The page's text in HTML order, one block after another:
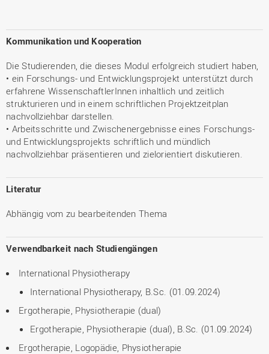
Kommunikation und Kooperation
Die Studierenden, die dieses Modul erfolgreich studiert haben,
• ein Forschungs- und Entwicklungsprojekt unterstützt durch
erfahrene WissenschaftlerInnen inhaltlich und zeitlich
strukturieren und in einem schriftlichen Projektzeitplan
nachvollziehbar darstellen.
• Arbeitsschritte und Zwischenergebnisse eines Forschungs-
und Entwicklungsprojekts schriftlich und mündlich
nachvollziehbar präsentieren und zielorientiert diskutieren.
Literatur
Abhängig vom zu bearbeitenden Thema
Verwendbarkeit nach Studiengängen
International Physiotherapy
International Physiotherapy, B.Sc. (01.09.2024)
Ergotherapie, Physiotherapie (dual)
Ergotherapie, Physiotherapie (dual), B.Sc. (01.09.2024)
Ergotherapie, Logopädie, Physiotherapie